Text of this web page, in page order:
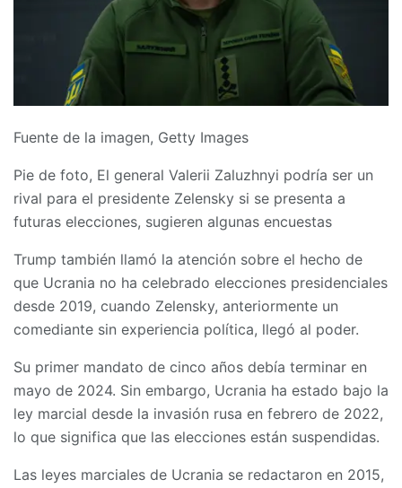
Fuente de la imagen, Getty Images
Pie de foto, El general Valerii Zaluzhnyi podría ser un
rival para el presidente Zelensky si se presenta a
futuras elecciones, sugieren algunas encuestas
Trump también llamó la atención sobre el hecho de
que Ucrania no ha celebrado elecciones presidenciales
desde 2019, cuando Zelensky, anteriormente un
comediante sin experiencia política, llegó al poder.
Su primer mandato de cinco años debía terminar en
mayo de 2024. Sin embargo, Ucrania ha estado bajo la
ley marcial desde la invasión rusa en febrero de 2022,
lo que significa que las elecciones están suspendidas.
Las leyes marciales de Ucrania se redactaron en 2015,